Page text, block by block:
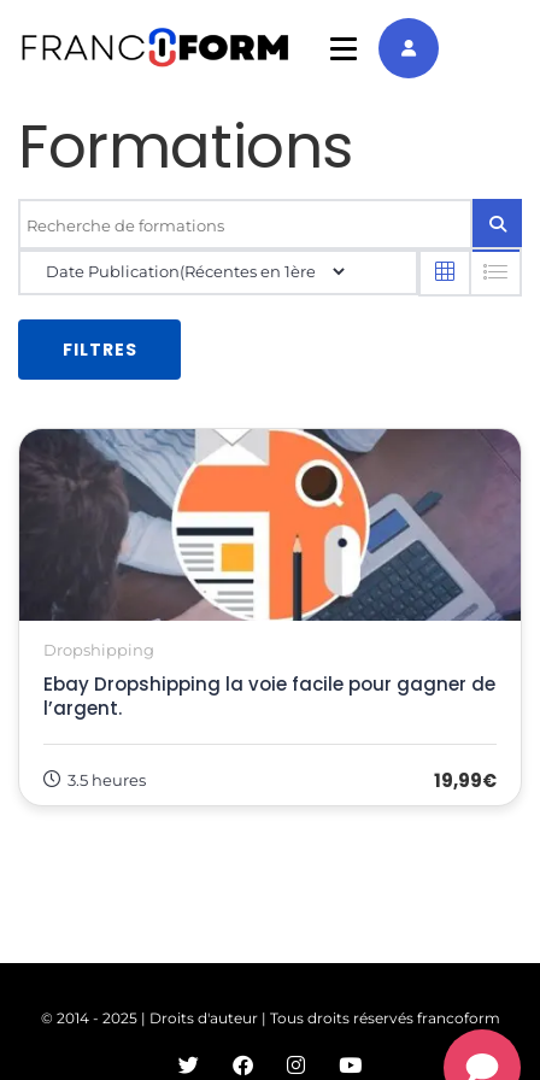
Formations
FILTRES
Dropshipping
Ebay Dropshipping la voie facile pour gagner de
l’argent.
3.5 heures 19,99€
© 2014 - 2025 | Droits d'auteur | Tous droits réservés francoform